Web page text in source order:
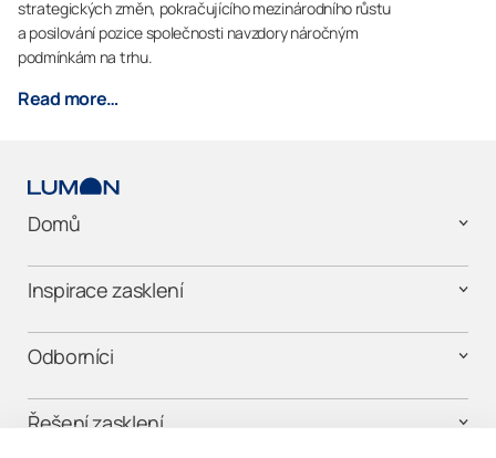
strategických změn, pokračujícího mezinárodního růstu
a posilování pozice společnosti navzdory náročným
podmínkám na trhu.
Read more…
Domů
Inspirace zasklení
Odborníci
Řešení zasklení